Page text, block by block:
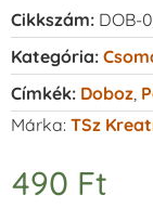
Cikkszám: DOB-
Kategória:
Címkék: Doboz
Márka: TSz
490 Ft